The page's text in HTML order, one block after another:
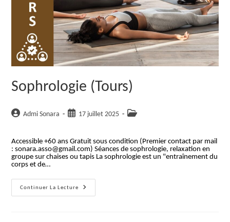
Sophrologie (Tours)
Auteur/autrice
publication :
Admi Sonara
Publication
17 juillet 2025
Post
Accessible +60 ans Gratuit sous condition (Premier contact par mail
: sonara.asso@gmail.com) Séances de sophrologie, relaxation en
groupe sur chaises ou tapis La sophrologie est un "entraînement du
corps et de…
Continuer La Lecture
Sophrologie
(Tours)